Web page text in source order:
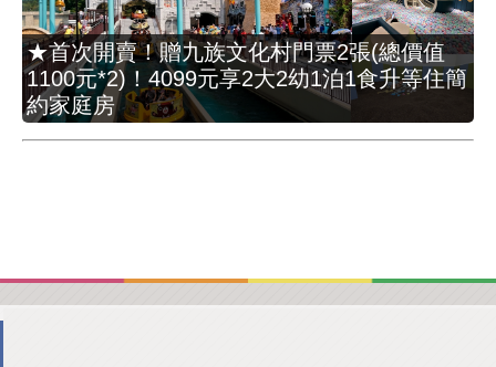
★首次開賣！贈九族文化村門票2張(總價值
1100元*2)！4099元享2大2幼1泊1食升等住簡
約家庭房